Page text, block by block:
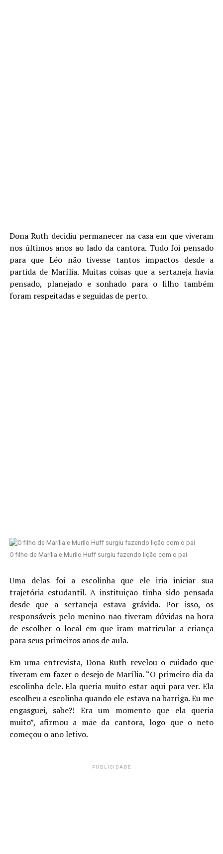
Dona Ruth decidiu permanecer na casa em que viveram
nos últimos anos ao lado da cantora. Tudo foi pensado
para que Léo não tivesse tantos impactos desde a
partida de Marília. Muitas coisas que a sertaneja havia
pensado, planejado e sonhado para o filho também
foram respeitadas e seguidas de perto.
O filho de Marília e Murilo Huff surgiu fazendo lição com o pai
Uma delas foi a escolinha que ele iria iniciar sua
trajetória estudantil. A instituição tinha sido pensada
desde que a sertaneja estava grávida. Por isso, os
responsáveis pelo menino não tiveram dúvidas na hora
de escolher o local em que iram matricular a criança
para seus primeiros anos de aula.
Em uma entrevista, Dona Ruth revelou o cuidado que
tiveram em fazer o desejo de Marília. “O primeiro dia da
escolinha dele. Ela queria muito estar aqui para ver. Ela
escolheu a escolinha quando ele estava na barriga. Eu me
engasguei, sabe?! Era um momento que ela queria
muito”, afirmou a mãe da cantora, logo que o neto
começou o ano letivo.
PUBLICIDADE